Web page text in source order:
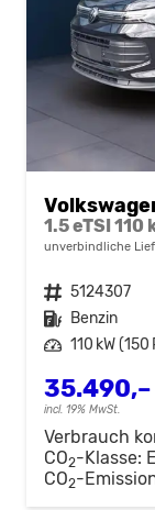
unverbindliche
Fahrzeugnr. 5124307
Kraftstoff Benzin
Leistung 110 kW (150
incl. 19% MwSt.
Verbrauch
CO2-Klasse: E
CO2-